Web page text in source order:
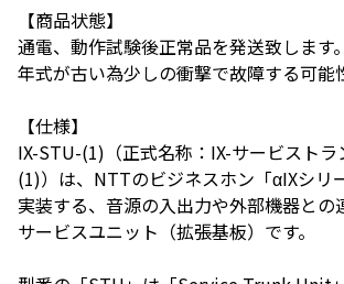
【商品状態】
通電、動作試験後正常品を発送致します。
年式が古い為少しの衝撃で故障する可能
【仕様】
IX-STU-(1)（正式名称：IX-サービスト
(1)）は、NTTのビジネスホン「αIXシリ
実装する、音源の入出力や外部機器との
サービスユニット（拡張基板）です。